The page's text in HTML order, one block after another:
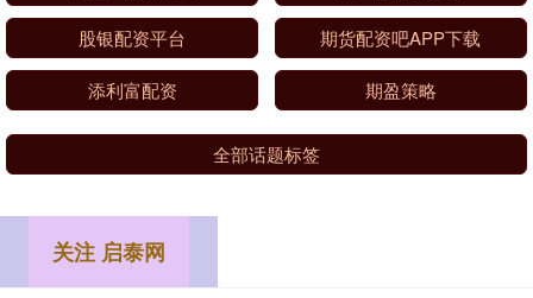
股银配资平台 期货配资吧APP下载
添利富配资 期盈策略
全部话题标签
关注 启泰网